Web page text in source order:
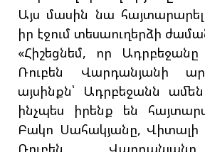
Այս մասին նա հայտարարել
իր էջում տեսաուղերձի
«Հիշեցնեմ, որ
Ռուբեն Վարդանյանի
այսինքն՝ Ադրբեջանն
ինչպես իրենք են
Բակո Սահակյանը, Վիտալի